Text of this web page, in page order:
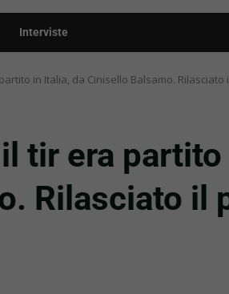
Interviste
in Italia, da Cinisello Balsamo.
tir era partito
Rilasciato il